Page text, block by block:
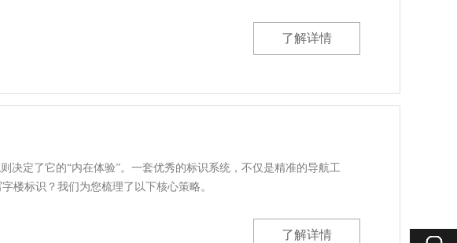
了解详情
决定了它的“内在体验”。一套优秀的标识系统，不仅是精准的导航工
楼标识？我们为您梳理了以下核心策略。
了解详情